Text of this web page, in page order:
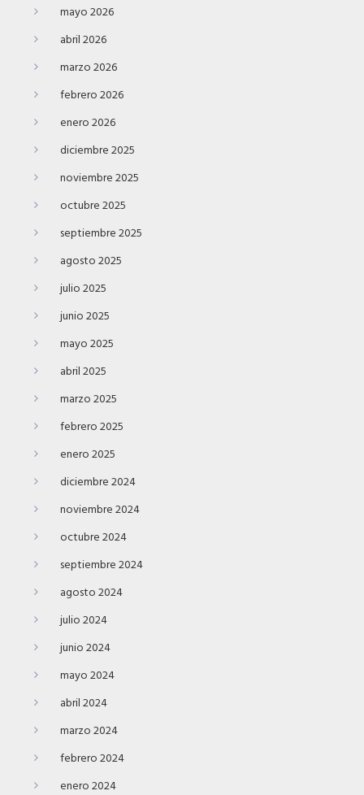
mayo 2026
abril 2026
marzo 2026
febrero 2026
enero 2026
diciembre 2025
noviembre 2025
octubre 2025
septiembre 2025
agosto 2025
julio 2025
junio 2025
mayo 2025
abril 2025
marzo 2025
febrero 2025
enero 2025
diciembre 2024
noviembre 2024
octubre 2024
septiembre 2024
agosto 2024
julio 2024
junio 2024
mayo 2024
abril 2024
marzo 2024
febrero 2024
enero 2024